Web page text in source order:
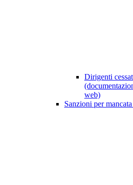
Dirigenti
web)
Sanzioni per